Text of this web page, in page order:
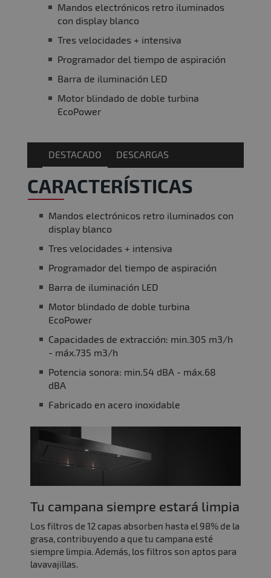
Mandos electrónicos retro iluminados
con display blanco
Tres velocidades + intensiva
Programador del tiempo de aspiración
Barra de iluminación LED
Motor blindado de doble turbina
EcoPower
DESTACADO DESCARGAS
CARACTERÍSTICAS
Mandos electrónicos retro iluminados con
display blanco
Tres velocidades + intensiva
Programador del tiempo de aspiración
Barra de iluminación LED
Motor blindado de doble turbina
EcoPower
Capacidades de extracción: min.305 m3/h
- máx.735 m3/h
Potencia sonora: min.54 dBA - máx.68
dBA
Fabricado en acero inoxidable
Tu campana siempre estará limpia
Los filtros de 12 capas absorben hasta el 98% de la
grasa, contribuyendo a que tu campana esté
siempre limpia. Además, los filtros son aptos para
lavavajillas.